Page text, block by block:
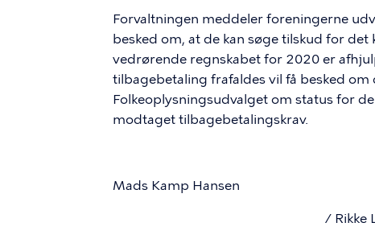
Forvaltningen meddeler foreningerne
besked om, at de kan søge tilskud for
vedrørende regnskabet for 2020 er
tilbagebetaling frafaldes vil få besked
Folkeoplysningsudvalget om status for
modtaget tilbagebetalingskrav.
Mads Kamp Hansen
/ Rikke